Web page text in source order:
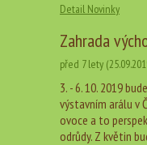
Detail Novinky
Zahrada
před 7 lety
3. - 6. 10. 2019
výstavním arálu v
ovoce a to
odrůdy. Z květin